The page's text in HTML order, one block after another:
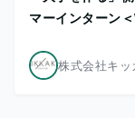
マーインターン
株式会社キ